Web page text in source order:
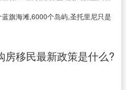
旗海滩,6000个岛屿,圣托里尼只是
房移民最新政策是什么?